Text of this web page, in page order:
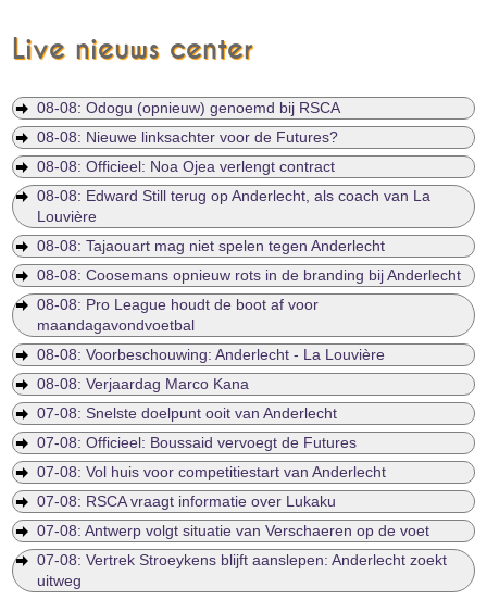
Live nieuws center
08-08: Odogu (opnieuw) genoemd bij RSCA
08-08: Nieuwe linksachter voor de Futures?
08-08: Officieel: Noa Ojea verlengt contract
08-08: Edward Still terug op Anderlecht, als coach van La
Louvière
08-08: Tajaouart mag niet spelen tegen Anderlecht
08-08: Coosemans opnieuw rots in de branding bij Anderlecht
08-08: Pro League houdt de boot af voor
maandagavondvoetbal
08-08: Voorbeschouwing: Anderlecht - La Louvière
08-08: Verjaardag Marco Kana
07-08: Snelste doelpunt ooit van Anderlecht
07-08: Officieel: Boussaid vervoegt de Futures
07-08: Vol huis voor competitiestart van Anderlecht
07-08: RSCA vraagt informatie over Lukaku
07-08: Antwerp volgt situatie van Verschaeren op de voet
07-08: Vertrek Stroeykens blijft aanslepen: Anderlecht zoekt
uitweg